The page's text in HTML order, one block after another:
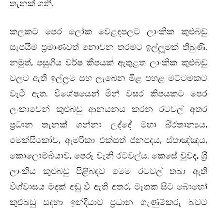
තැනක් ගනී.
කලකට පෙර ලෝක වෙළඳපලට ලාංකික කුළුබඩු
සැපයීම ප‍්‍රමාණවත් නොවන තරමට ඉල්ලූමක් තිබුණි.
නමුත්, පසුගිය වර්ෂ කීපයක් ඇතුළත ලාංකික කුළුබඩු
වලට ඇති ඉල්ලූම සහ ලැබෙන මිළ පහළ මට්ටමකට
වැටී ඇත. විශේෂයෙන් මින් වසර කිපයකට පෙර
ලංකාවෙන් කුළුබඩු ආනයනය කරන රටවල් අතර
ප‍්‍රධාන තැනක් ගන්නා ලද්දේ මහා බි‍්‍රතාන්‍යය,
මෙක්සිකෝව, ඇමරිකා එක්සත් ජනපදය, ස්පාඤ්ඤය,
කොලොම්බියාව, පෙරූ වැනි රටවල්ය. කෙසේ වුවද, ශ‍්‍රී
ලාංකිය කුළුබඩු පිළිබඳව මෙම රටවල් තබා ඇති
විශ්වාසය මදක් අඩු වී ඇති අතර, මෑතක සිට බොහෝ
කුළුබඩු සඳහා ඉන්දියාව ප‍්‍රධාන ගැණුම්කරු බවට